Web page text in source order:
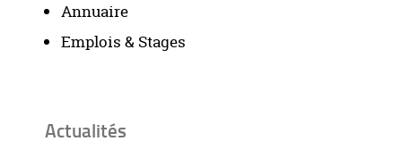
Annuaire
Emplois & Stages
Actualités